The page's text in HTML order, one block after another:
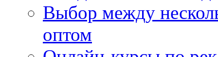
Выбор между
оптом